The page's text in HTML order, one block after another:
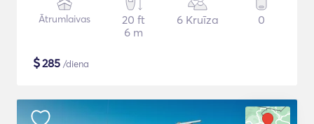
Ātrumlaivas
20 ft
6 m
6 Kruīza 0
$285 /diena